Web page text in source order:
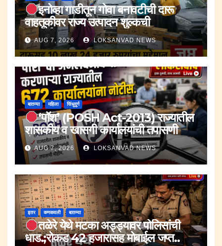
इनोव्हा गाडीतून गोवा बनावटीची दारू
वाहतूकीवर राज्य उत्पादन शुल्कची
कारवाई.;दारूसह १० लाख २४ हजार रुपयांचा
मुद्देमाल जप्त.
AUG 7, 2026 LOKSANVAD NEWS
बातम्या महिला सिंधुदुर्ग
‘पॉश’ (POSH Act-2013) राज्यातील
शासकीय व खासगी कार्यालयांची तपासणी
मोहीम..
AUG 7, 2026 LOKSANVAD NEWS
इतर कणकवली बातम्या
तळेरे येथे मटका अड्ड्यावर पोलिसांची
धाड.;रोकड 42 हजारासह मोबाईल जप्त..